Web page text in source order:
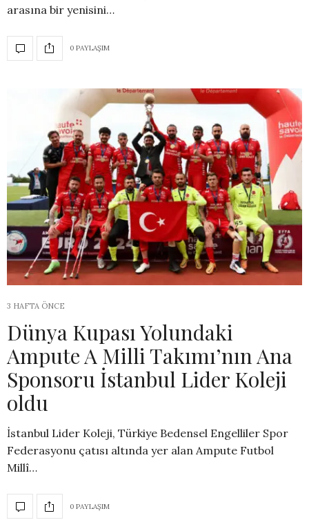
arasına bir yenisini…
0 PAYLAŞIM
3 HAFTA ÖNCE
Dünya Kupası Yolundaki
Ampute A Milli Takımı’nın Ana
Sponsoru İstanbul Lider Koleji
oldu
İstanbul Lider Koleji, Türkiye Bedensel Engelliler Spor
Federasyonu çatısı altında yer alan Ampute Futbol
Millî…
0 PAYLAŞIM